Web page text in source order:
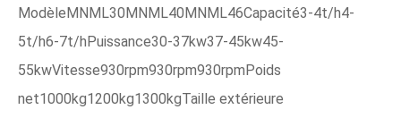
ModèleMNML30MNML40MNML46Capacité3-4t/h4-
5t/h6-7t/hPuissance30-37kw37-45kw45-
55kwVitesse930rpm930rpm930rpmPoids
net1000kg1200kg1300kgTaille extérieure